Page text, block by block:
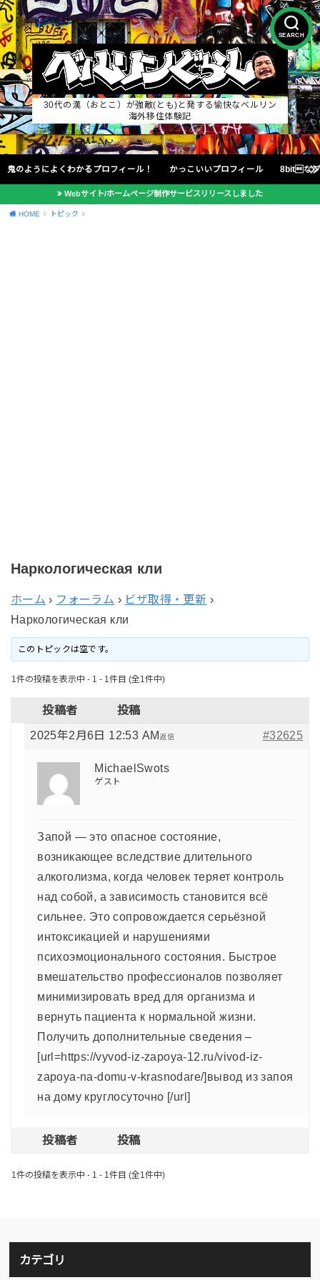
SEARCH
30代の漢（おとこ）が強敵(とも)と発する愉快なベルリン
海外移住体験記
鬼のようによくわかるプロフィール！ かっこいいプロフィール 8bitな
Webサイト/ホームページ制作サービスリリースしました
HOME トピック
Наркологическая кли
ホーム › フォーラム › ビザ取得・更新 ›
Наркологическая кли
このトピックは空です。
1件の投稿を表示中 - 1 - 1件目 (全1件中)
投稿者 投稿
2025年2月6日 12:53 AM #32625
返信
MichaelSwots
ゲスト
Запой — это опасное состояние,
возникающее вследствие длительного
алкоголизма, когда человек теряет контроль
над собой, а зависимость становится всё
сильнее. Это сопровождается серьёзной
интоксикацией и нарушениями
психоэмоционального состояния. Быстрое
вмешательство профессионалов позволяет
минимизировать вред для организма и
вернуть пациента к нормальной жизни.
Получить дополнительные сведения –
[url=https://vyvod-iz-zapoya-12.ru/vivod-iz-
zapoya-na-domu-v-krasnodare/]вывод из запоя
на дому круглосуточно [/url]
投稿者 投稿
1件の投稿を表示中 - 1 - 1件目 (全1件中)
カテゴリ